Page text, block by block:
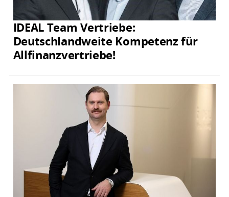
IDEAL Team Vertriebe:
Deutschlandweite Kompetenz für
Allfinanzvertriebe!